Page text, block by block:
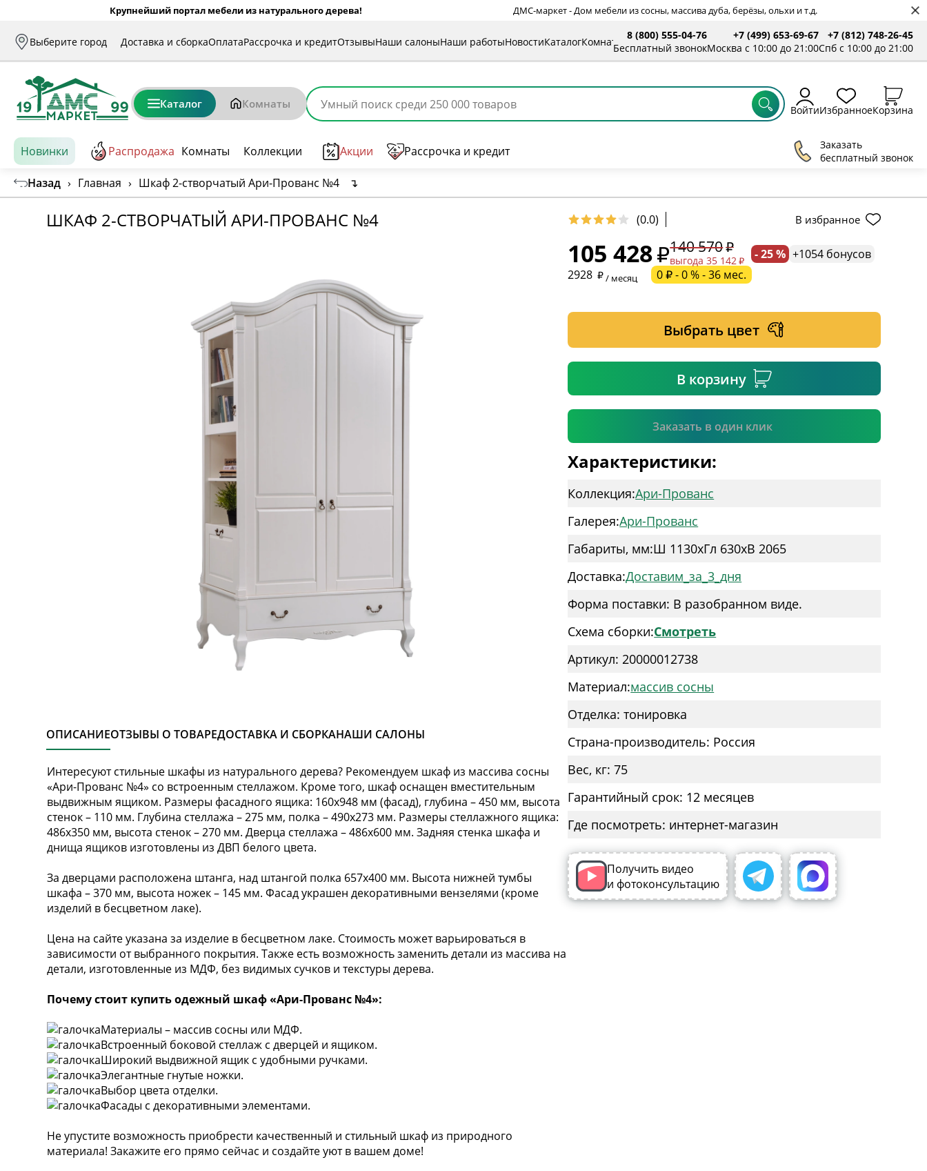
Крупнейший портал мебели из натурального дерева! ДМС-маркет - Дом мебели из сосны, массива дуба, берёзы, ольхи и т.д.
Выберите город Доставка и сборкаОплатаРассрочка и кредитОтзывыНаши салоныНаши работыНовостиКаталогКомнаты
8 (800) 555-04-76
Бесплатный звонок
+7 (499) 653-69-67
Москва с 10:00 до 21:00
+7 (812) 748-26-45
Спб с 10:00 до 21:00
Каталог Комнаты ВойтиИзбранноеКорзина
Новинки Распродажа Комнаты Коллекции Акции Рассрочка и кредит
Заказать
бесплатный звонок
Назад › Главная › Шкаф 2-створчатый Ари-Прованс №4 ↴
ШКАФ 2-СТВОРЧАТЫЙ АРИ-ПРОВАНС №4 (0.0) В избранное
ОПИСАНИЕОТЗЫВЫ О ТОВАРЕДОСТАВКА И СБОРКАНАШИ САЛОНЫ
Интересуют стильные шкафы из натурального дерева? Рекомендуем шкаф из массива сосны
«Ари-Прованс №4» cо встроенным стеллажом. Кроме того, шкаф оснащен вместительным
выдвижным ящиком. Размеры фасадного ящика: 160х948 мм (фасад), глубина – 450 мм, высота
стенок – 110 мм. Глубина стеллажа – 275 мм, полка – 490х273 мм. Размеры стеллажного ящика:
486х350 мм, высота стенок – 270 мм. Дверца стеллажа – 486х600 мм. Задняя стенка шкафа и
днища ящиков изготовлены из ДВП белого цвета.
За дверцами расположена штанга, над штангой полка 657х400 мм. Высота нижней тумбы
шкафа – 370 мм, высота ножек – 145 мм. Фасад украшен декоративными вензелями (кроме
изделий в бесцветном лаке).
Цена на сайте указана за изделие в бесцветном лаке. Стоимость может варьироваться в
зависимости от выбранного покрытия. Также есть возможность заменить детали из массива на
детали, изготовленные из МДФ, без видимых сучков и текстуры дерева.
Почему стоит купить одежный шкаф «Ари-Прованс №4»:
Материалы – массив сосны или МДФ.
Встроенный боковой стеллаж с дверцей и ящиком.
Широкий выдвижной ящик с удобными ручками.
Элегантные гнутые ножки.
Выбор цвета отделки.
Фасады с декоративными элементами.
Не упустите возможность приобрести качественный и стильный шкаф из природного
материала! Закажите его прямо сейчас и создайте уют в вашем доме!
105 428 140 570
выгода 35 142 - 25 % +1054 бонусов
2928
/ месяц 0 ₽ - 0 % - 36 мес.
Выбрать цвет
В корзину
Заказать в один клик
* обязательное поле
* необязательное поле
Подтвердить
Характеристики:
Коллекция:Ари-Прованс
Галерея:Ари-Прованс
Габариты, мм:Ш 1130xГл 630xВ 2065
Доставка:Доставим_за_3_дня
Форма поставки: В разобранном виде.
Схема сборки:Смотреть
Артикул: 20000012738
Материал:массив сосны
Отделка: тонировка
Страна-производитель: Россия
Вес, кг: 75
Гарантийный срок: 12 месяцев
Где посмотреть: интернет-магазин
Получить видео
и фотоконсультацию